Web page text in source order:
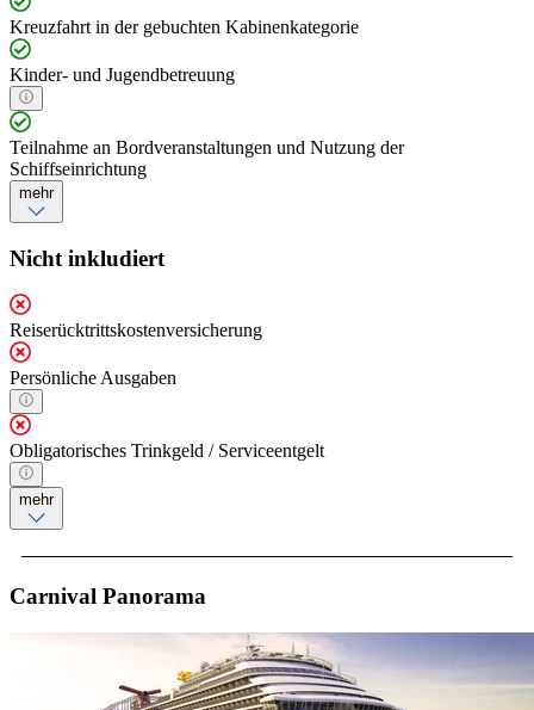
Kreuzfahrt in der gebuchten Kabinenkategorie
Kinder- und Jugendbetreuung
Teilnahme an Bordveranstaltungen und Nutzung der
Schiffseinrichtung
mehr
Nicht inkludiert
Reiserücktrittskostenversicherung
Persönliche Ausgaben
Obligatorisches Trinkgeld / Serviceentgelt
mehr
Carnival Panorama